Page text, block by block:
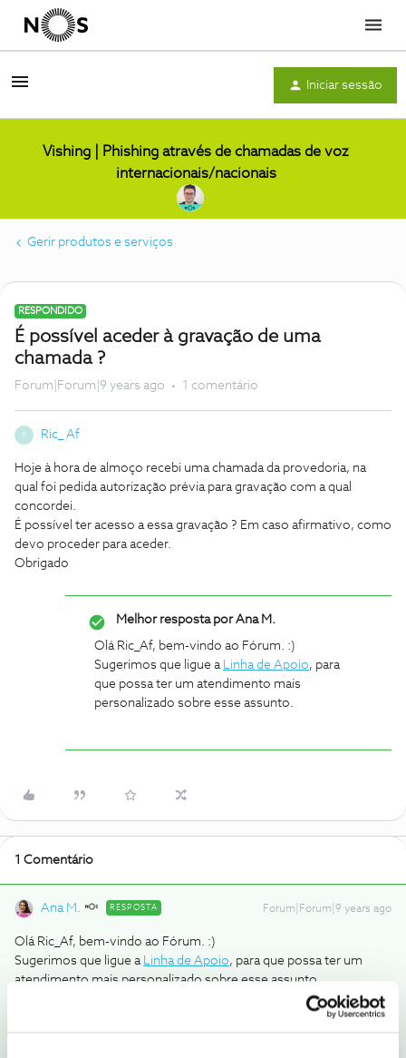
Menu
Iniciar sessão
Vishing | Phishing através de chamadas de voz
internacionais/nacionais
Gerir produtos e serviços
RESPONDIDO
É possível aceder à gravação de uma
chamada ?
Forum|Forum|9 years ago 1 comentário
R Ric_ Af
Hoje à hora de almoço recebi uma chamada da provedoria, na
qual foi pedida autorização prévia para gravação com a qual
concordei.
É possível ter acesso a essa gravação ? Em caso afirmativo, como
devo proceder para aceder.
Obrigado
Melhor resposta porAna M.
Olá Ric_Af, bem-vindo ao Fórum. :)
Sugerimos que ligue a Linha de Apoio, para
que possa ter um atendimento mais
personalizado sobre esse assunto.
1 Comentário
Ana M. RESPOSTA Forum|Forum|9 years ago
Olá Ric_Af, bem-vindo ao Fórum. :)
Sugerimos que ligue a Linha de Apoio, para que possa ter um
atendimento mais personalizado sobre esse assunto.